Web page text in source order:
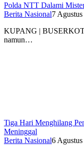
Polda NTT Dalami
Berita Nasional7
KUPANG |
namun…
Tiga Hari Menghilang
Meninggal
Berita Nasional6